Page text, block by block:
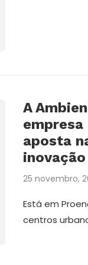
A
empresa
aposta
inovação
25 novembro,
Está em
centros